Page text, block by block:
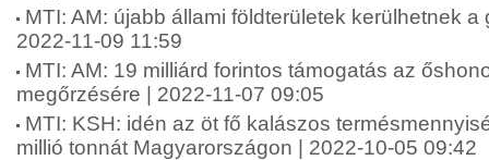
MTI: AM: újabb állami földterületek kerülhetnek
2022-11-09 11:59
MTI: AM: 19 milliárd forintos támogatás az
megőrzésére | 2022-11-07 09:05
MTI: KSH: idén az öt fő kalászos
millió tonnát Magyarországon | 2022-10-05 09:42